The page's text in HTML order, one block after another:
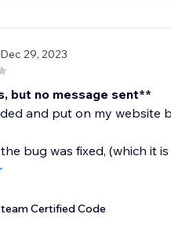
29, 2023
but no message sent**
and put on my website
bug was fixed, (which it
team Certified Code